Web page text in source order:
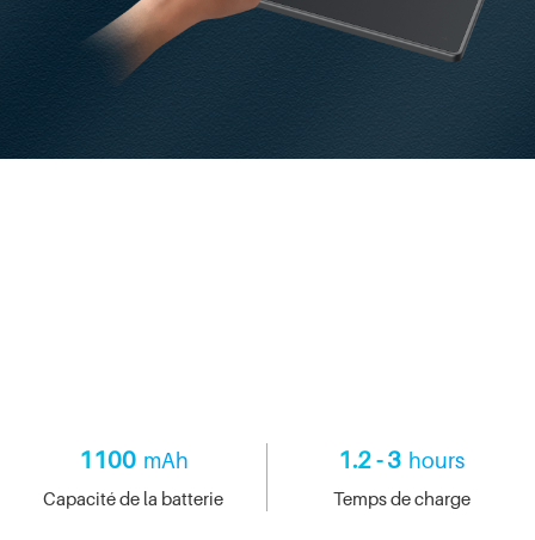
1100 mAh
Capacité de la batterie
1.2 - 3 hours
Temps de charge